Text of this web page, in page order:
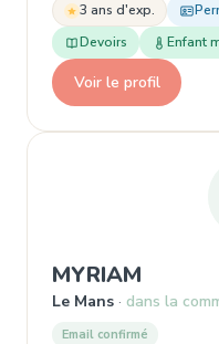
3 ans d'exp.
Devoirs
Enfant
Voir le profil
MYRIAM ,
Le Mans dans la
Email confirmé